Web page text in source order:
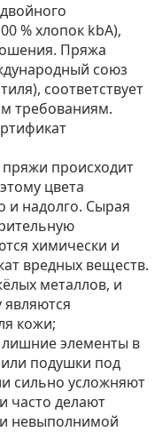
двойного
% хлопок kbA),
Пряжа
союз
соответствует
требованиям.
происходит
цвета
и надолго. Сырая
химически и
вредных веществ.
металлов, и
кожи;
лишние элементы в
подушки под
сильно усложняют
часто делают
невыполнимой